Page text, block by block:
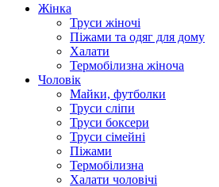
Жінка
Труси жіночі
Піжами та одяг для дому
Халати
Термобілизна жіноча
Чоловік
Майки, футболки
Труси сліпи
Труси боксери
Труси сімейні
Піжами
Термобілизна
Халати чоловічі